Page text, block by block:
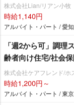
株式会社Lian/リアン小牧
時給1,140円
アルバイト・パート / 愛
「週2から可」調理
齢者向け住宅/社会
株式会社ケアフレンド/ホ
時給1,200円～
アルバイト・パート / 東